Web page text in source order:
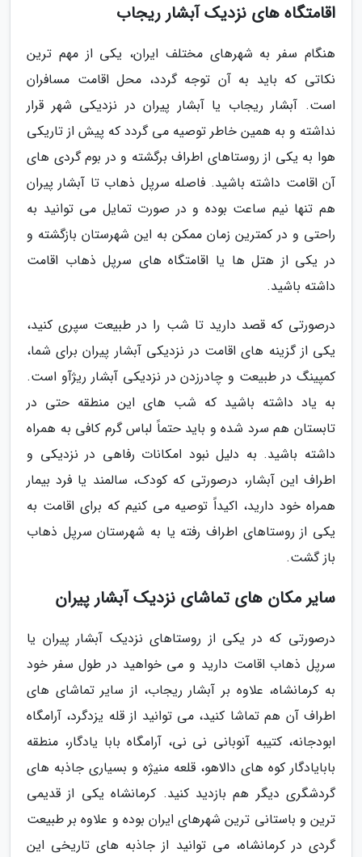
اقامتگاه های نزدیک آبشار ریجاب
هنگام سفر به شهرهای مختلف ایران، یکی از مهم ترین
نکاتی که باید به آن توجه گردد، محل اقامت مسافران
است. آبشار ریجاب یا آبشار پیران در نزدیکی شهر قرار
نداشته و به همین خاطر توصیه می گردد که پیش از تاریکی
هوا به یکی از روستاهای اطراف برگشته و در بوم گردی های
آن اقامت داشته باشید. فاصله سرپل ذهاب تا آبشار پیران
هم تنها نیم ساعت بوده و در صورت تمایل می توانید به
راحتی و در کمترین زمان ممکن به این شهرستان بازگشته و
در یکی از هتل ها یا اقامتگاه های سرپل ذهاب اقامت
داشته باشید.
درصورتی که قصد دارید تا شب را در طبیعت سپری کنید،
یکی از گزینه های اقامت در نزدیکی آبشار پیران برای شما،
کمپینگ در طبیعت و چادرزدن در نزدیکی آبشار ریژآو است.
به یاد داشته باشید که شب های این منطقه حتی در
تابستان هم سرد شده و باید حتماً لباس گرم کافی به همراه
داشته باشید. به دلیل نبود امکانات رفاهی در نزدیکی و
اطراف این آبشار، درصورتی که کودک، سالمند یا فرد بیمار
همراه خود دارید، اکیداً توصیه می کنیم که برای اقامت به
یکی از روستاهای اطراف رفته یا به شهرستان سرپل ذهاب
باز گشت.
سایر مکان های تماشای نزدیک آبشار پیران
درصورتی که در یکی از روستاهای نزدیک آبشار پیران یا
سرپل ذهاب اقامت دارید و می خواهید در طول سفر خود
به کرمانشاه، علاوه بر آبشار ریجاب، از سایر تماشای های
اطراف آن هم تماشا کنید، می توانید از قله یزدگرد، آرامگاه
ابودجانه، کتیبه آنوبانی نی نی، آرامگاه بابا یادگار، منطقه
بابایادگار کوه های دالاهو، قلعه منیژه و بسیاری جاذبه های
گردشگری دیگر هم بازدید کنید. کرمانشاه یکی از قدیمی
ترین و باستانی ترین شهرهای ایران بوده و علاوه بر طبیعت
گردی در کرمانشاه، می توانید از جاذبه های تاریخی این